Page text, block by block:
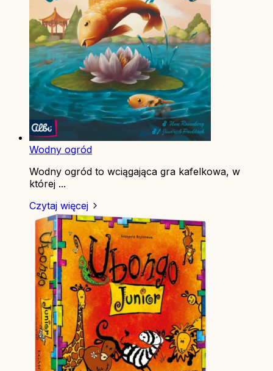
Wodny ogród
Wodny ogród to wciągająca gra kafelkowa, w
której ...
Czytaj więcej